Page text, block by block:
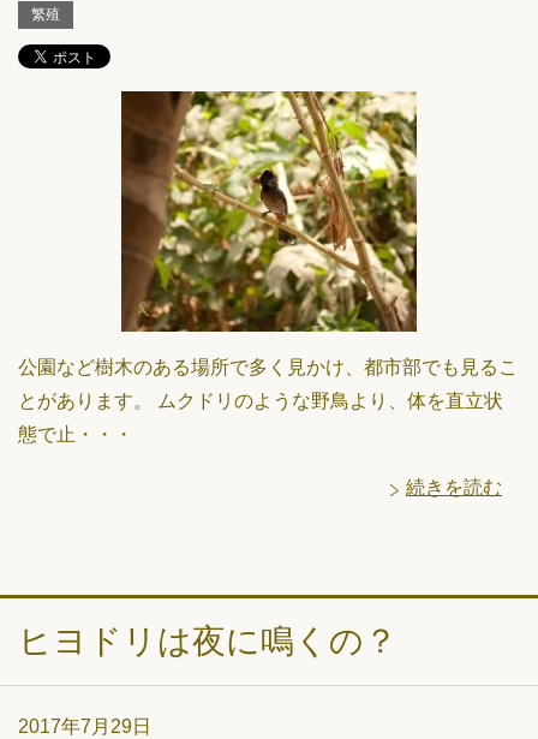
繁殖
公園など樹木のある場所で多く見かけ、都市部でも見るこ
とがあります。 ムクドリのような野鳥より、体を直立状
態で止・・・
続きを読む
ヒヨドリは夜に鳴くの？
2017年7月29日